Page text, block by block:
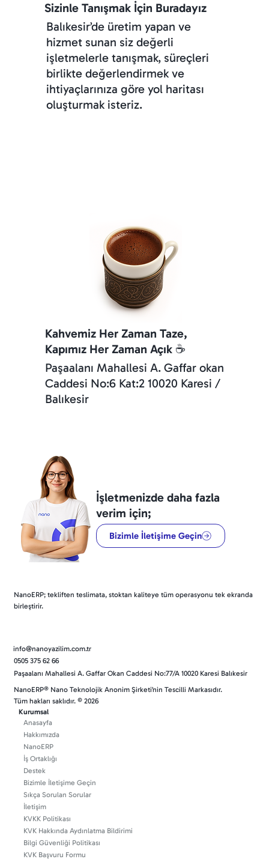
Sizinle Tanışmak İçin Buradayız
Balıkesir’de üretim yapan ve
hizmet sunan siz değerli
işletmelerle tanışmak, süreçleri
birlikte değerlendirmek ve
ihtiyaçlarınıza göre yol haritası
oluşturmak isteriz.
Kahvemiz Her Zaman Taze,
Kapımız Her Zaman Açık ☕️
Paşaalanı Mahallesi A. Gaffar okan
Caddesi No:6 Kat:2 10020 Karesi /
Balıkesir
İşletmenizde daha fazla
verim için;
Bizimle İletişime Geçin
NanoERP; tekliften teslimata, stoktan kaliteye tüm operasyonu tek ekranda
birleştirir.
info@nanoyazilim.com.tr
0505 375 62 66
Paşaalanı Mahallesi A. Gaffar Okan Caddesi No:77/A 10020 Karesi Balıkesir
NanoERP® Nano Teknolojik Anonim Şirketi’nin Tescilli Markasıdır.
Tüm hakları saklıdır. © 2026
Kurumsal
Anasayfa
Hakkımızda
NanoERP
İş Ortaklığı
Destek
Bizimle İletişime Geçin
Sıkça Sorulan Sorular
İletişim
KVKK Politikası
KVK Hakkında Aydınlatma Bildirimi
Bilgi Güvenliği Politikası
KVK Başvuru Formu